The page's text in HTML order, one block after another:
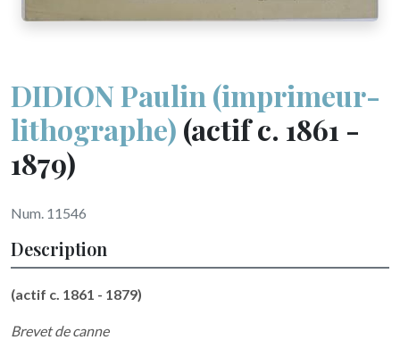
DIDION Paulin (imprimeur-
lithographe) (actif c. 1861 -
1879)
Num. 11546
Description
(actif c. 1861 - 1879)
Brevet de canne